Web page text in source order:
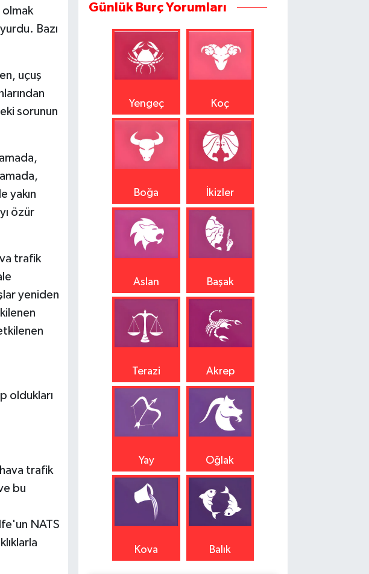
olmak
Bazı
uçuş
sorunun
yakın
özür
trafik
yeniden
oldukları
trafik
bu
NATS
Günlük Burç Yorumları
Yengeç Koç
Boğa İkizler
Aslan Başak
Terazi Akrep
Yay Oğlak
Kova Balık